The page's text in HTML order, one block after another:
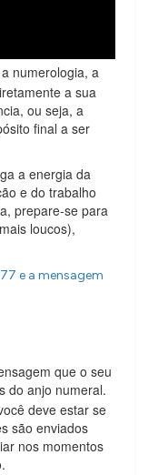
numerologia, a
a sua
ou seja, a
final a ser
a energia da
e do trabalho
prepare-se para
loucos),
e a mensagem
que o seu
do anjo numeral.
deve estar se
são enviados
nos momentos